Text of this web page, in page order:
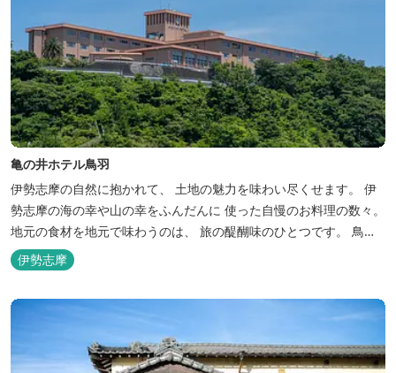
亀の井ホテル鳥羽
伊勢志摩の自然に抱かれて、 土地の魅力を味わい尽くせます。 伊
勢志摩の海の幸や山の幸をふんだんに 使った自慢のお料理の数々。
地元の食材を地元で味わうのは、 旅の醍醐味のひとつです。 鳥羽
湾の潮風を感じる露天風呂や 広々としたテラス付きのお部屋。 行
き交うフェリーをのんびり眺めて、 日常をちょっと忘れるひと時を
お過ごしください。
伊勢志摩